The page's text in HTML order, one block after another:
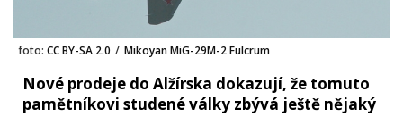
foto: CC BY-SA 2.0 / Mikoyan MiG-29M-2 Fulcrum
Nové prodeje do Alžírska dokazují, že tomuto
pamětníkovi studené války zbývá ještě nějaký